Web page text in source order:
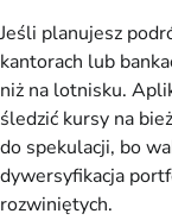
Jeśli planujesz
kantorach lub
niż na lotnisku.
śledzić kursy na
do spekulacji, bo
dywersyfikacja
rozwiniętych.